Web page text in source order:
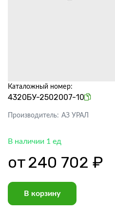
Каталожный номер:
4320БУ-2502007-10
Производитель: АЗ УРАЛ
В наличии 1 ед
от240 702 ₽
В корзину